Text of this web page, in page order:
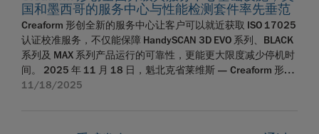
他们从容测量各种尺寸的部件。 关于 FARO CREAFORM FARO
CREAFORM 总部位于加拿大魁北克省莱维斯市及美国佛罗里达
州玛丽湖市，由 FARO 法如享誉业界的 3D 测量业务板块与
Creaform 形创创新计量解决方案业务合并组建而成。FARO 法
如创立于 1981 年，是便携式测量臂、激光跟踪器及实景采集
技术领域的全球领导企业。Creaform 形创于 2002 年在加拿大
性、形式品质以及人体工程学设计。 关于 FARO CREAFORM
FARO CREAFORM 总部位于加拿大魁北克省莱维斯市及美国佛
罗里达州玛丽湖市，由 FARO 法如享誉业界的 3D 测量业务板块
与 Creaform 形创创新计量解决方案业务合并组建而成。FARO
法如创立于 1981 年，是便携式测量臂、激光跟踪仪及实景采
集技术领域的全球领导企业。Creaform 形创于 2002 年在加拿
中提升处理能力。 FAROBlu® xP：完美兼顾分辨率与效率，在
维持处理能力的同时又能提供高密度、高精度数据 Quantum X
FaroArm® 系列：在更广泛的工件表面条件下实现更精准、更
可靠的 LLP 扫描，全面支持检测、逆向工程与质量控制工作流
程。兼容全系列激光测头 FAROBlu LLP，确保这些优化成果覆
盖所有激光测头工作流程应用场景。 FARO 8-Axis Max （8轴旋
备，同时仍可保持程序合规性与流程连续性。 该无缝集成方案
带来多项显著优势： 降低学习曲线：操作人员无需在不同软件
平台间切换，也不需要适应新界面，从而减少了培训时间，加
快上手速度。 加快量产时间：通过发挥操作人员的专业知识、
利用既有流程以及计量级手持式三维扫描仪的优势，制造商能
够快速提高运营效率。 完全兼容：FARO CREAFORM 自动定位
Creaform 形创正式合并，组建新的业务部门——FARO
CREAFORM，致力于提供高精度尺寸测量解决方案，为生产制
造与维护团队提供更可靠的决策依据。与此同时，FARO 旗下实
景采集业务板块将独立为 FARO INSIGHT，该业务部门专注于提
供全球知名的实景采集解决方案，将物理世界的数据转化为各
团队可信赖、可执行的数据洞察。本次组织架构调整旨在为客
国和墨西哥的服务中心与性能检测套件率先垂范
Creaform 形创全新的服务中心让客户可以就近获取 ISO 17025
认证校准服务，不仅能保障 HandySCAN 3D EVO 系列、BLACK
系列及 MAX 系列产品运行的可靠性，更能更大限度减少停机时
间。 2025 年 11 月 18 日，魁北克省莱维斯 — Creaform 形
创，作为 AMETEK Inc. 旗下品牌，是自动化及便携式 3D 测量
MAX 系列机型提供本地化 ISO 17025 校准服务。这两家新中心
11/18/2025